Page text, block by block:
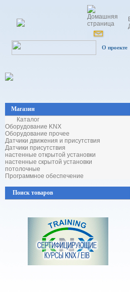
О проекте
Магазин
Каталог
Оборудование KNX
Оборудование прочее
Датчики движения и присутствия
Датчики присутствия
настенные открытой установки
настенные скрытой установки
потолочные
Программное обеспечение
Поиск товаров